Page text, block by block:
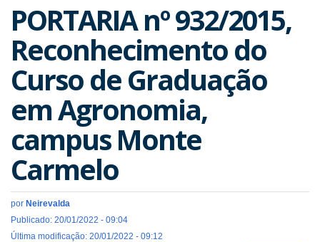
PORTARIA nº 932/2015,
Reconhecimento do
Curso de Graduação
em Agronomia,
campus Monte
Carmelo
por Neirevalda
Publicado: 20/01/2022 - 09:04
Última modificação: 20/01/2022 - 09:12